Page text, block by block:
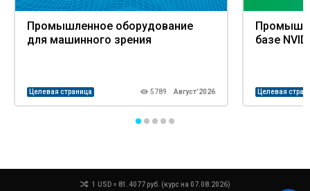
Промышленное оборудование
для машинного зрения
Целевая страница 5789 Август’2026
базе
Целевая
1 USD = 81.4077 руб. (курс на 07.08.2026)